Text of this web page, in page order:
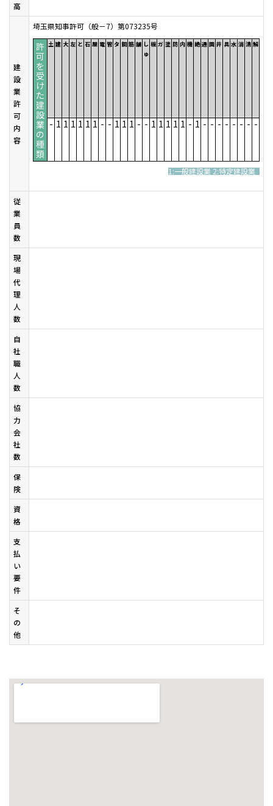
高
建
設
業
許
可
内
容
埼玉県知事許可（般－7）第073235号
許
可
を
受
け
た
建
設
業
の
種
類
土 建 大 左 と 石 屋 電 管 タ 鋼 筋 舗 し
ゅ
板 ガ 塗 防 内 機 絶 通 園 井 具 水 消 清 解
- 1 1 1 1 1 1 - - 1 1 1 - - 1 1 1 1 1 - 1 - - - - - - - -
1:一般建設業 2:特定建設業
従
業
員
数
現
場
代
理
人
数
自
社
職
人
数
協
力
会
社
数
保
険
資
格
支
払
い
要
件
そ
の
他